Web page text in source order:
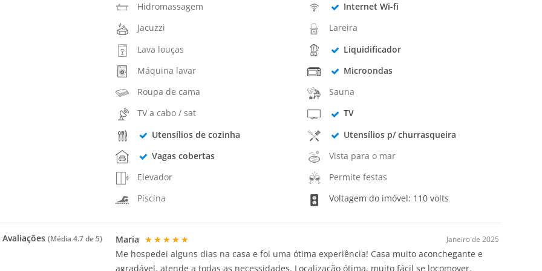
Hidromassagem
Internet Wi-fi
Jacuzzi
Lareira
Lava louças
Liquidificador
Máquina lavar
Microondas
Roupa de cama
Sauna
TV a cabo / sat
TV
Utensílios de cozinha
Utensílios p/ churrasqueira
Vagas cobertas
Vista para o mar
Elevador
Permite festas
Piscina
Voltagem do imóvel: 110 volts
Avaliações (Média 4.7 de 5) Janeiro de 2025
Maria ★★★★★
Me hospedei alguns dias na casa e foi uma ótima experiência! Casa muito aconchegante e
agradável, atende a todas as necessidades. Localização ótima, muito fácil se locomover.